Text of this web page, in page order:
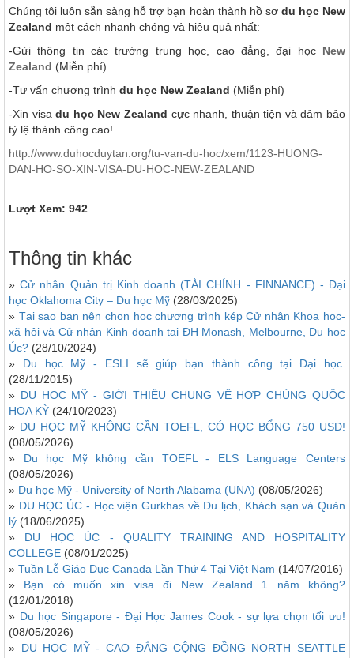
Chúng tôi luôn sẵn sàng hỗ trợ bạn hoàn thành hồ sơ du học New
Zealand một cách nhanh chóng và hiệu quả nhất:
-Gửi thông tin các trường trung học, cao đẳng, đại học New
Zealand (Miễn phí)
-Tư vấn chương trình du học New Zealand (Miễn phí)
-Xin visadu học New Zealand cực nhanh, thuận tiện và đảm bảo
tỷ lệ thành công cao!
http://www.duhocduytan.org/tu-van-du-hoc/xem/1123-HUONG-
DAN-HO-SO-XIN-VISA-DU-HOC-NEW-ZEALAND
Lượt Xem: 942
Thông tin khác
»Cử nhân Quản trị Kinh doanh (TÀI CHÍNH - FINNANCE) - Đại
học Oklahoma City – Du học Mỹ (28/03/2025)
» Tại sao bạn nên chọn học chương trình kép Cử nhân Khoa học-
xã hội và Cử nhân Kinh doanh tại ĐH Monash, Melbourne, Du học
Úc? (28/10/2024)
» Du học Mỹ - ESLI sẽ giúp bạn thành công tại Đại học.
(28/11/2015)
» DU HỌC MỸ - GIỚI THIỆU CHUNG VỀ HỢP CHỦNG QUỐC
HOA KỲ (24/10/2023)
» DU HỌC MỸ KHÔNG CẦN TOEFL, CÓ HỌC BỔNG 750 USD!
(08/05/2026)
» Du học Mỹ không cần TOEFL - ELS Language Centers
(08/05/2026)
» Du học Mỹ - University of North Alabama (UNA) (08/05/2026)
» DU HỌC ÚC - Học viện Gurkhas về Du lịch, Khách sạn và Quản
lý (18/06/2025)
» DU HỌC ÚC - QUALITY TRAINING AND HOSPITALITY
COLLEGE (08/01/2025)
» Tuần Lễ Giáo Dục Canada Lần Thứ 4 Tại Việt Nam (14/07/2016)
» Bạn có muốn xin visa đi New Zealand 1 năm không?
(12/01/2018)
» Du học Singapore - Đại Học James Cook - sự lựa chọn tối ưu!
(08/05/2026)
» DU HỌC MỸ - CAO ĐẲNG CỘNG ĐỒNG NORTH SEATTLE